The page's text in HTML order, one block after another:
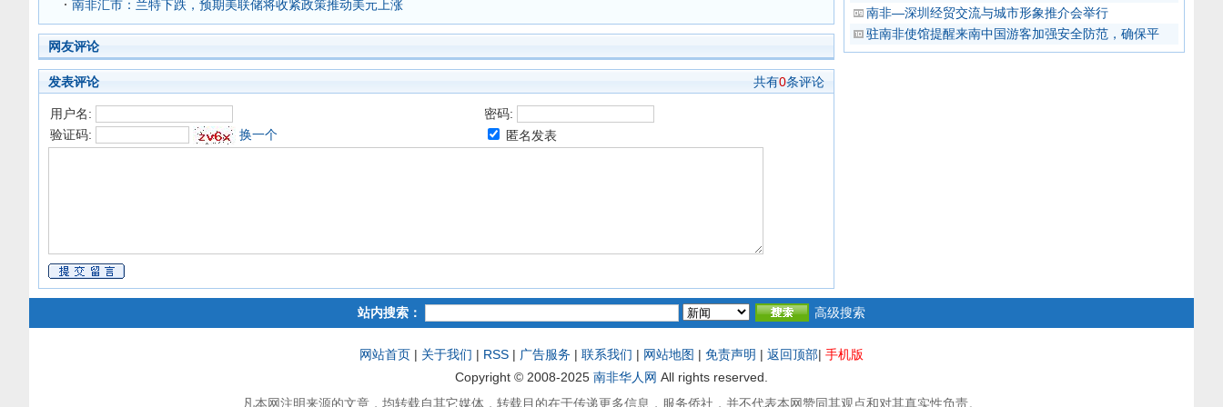
南非汇市：兰特下跌，预期美联储将收紧政策推动美元上涨
网友评论
发表评论 共有0条评论
用户名:
密码:
验证码:
换一个 匿名发表
南非—深圳经贸交流与城市形象推介会举行
驻南非使馆提醒来南中国游客加强安全防范，确保平
站内搜索： 高级搜索
网站首页 | 关于我们 | RSS | 广告服务 | 联系我们 | 网站地图 | 免责声明 | 返回顶部| 手机版
Copyright © 2008-2025 南非华人网 All rights reserved.
凡本网注明来源的文章，均转载自其它媒体，转载目的在于传递更多信息，服务侨社，并不代表本网赞同其观点和对其真实性负责。